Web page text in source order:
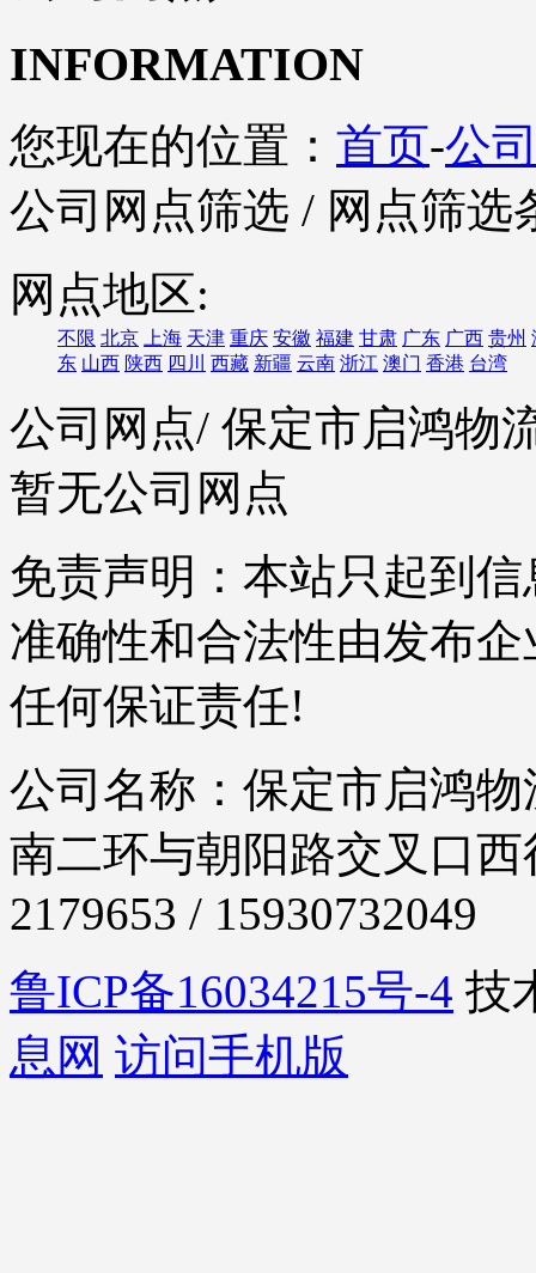
INFORMATION
您现在的位置： 首页-公
公司网点筛选 / 网点筛选
网点地区:
不限 北京 上海 天津 重庆 安徽 福建 甘肃 广东 广西 贵州
东 山西 陕西 四川 西藏 新疆 云南 浙江 澳门 香港 台湾
公司网点/ 保定市启鸿物
暂无公司网点
免责声明：本站只起到
准确性和合法性由发布
任何保证责任!
公司名称：保定市启鸿
南二环与朝阳路交叉口
2179653 / 15930732049
鲁ICP备16034215号-4 技
息网 访问手机版